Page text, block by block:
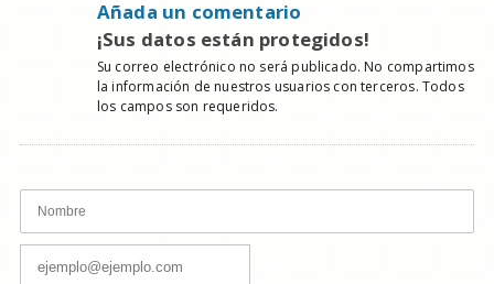
Añada un comentario
¡Sus datos están protegidos!
Su correo electrónico no será publicado. No compartimos
la información de nuestros usuarios con terceros. Todos
los campos son requeridos.